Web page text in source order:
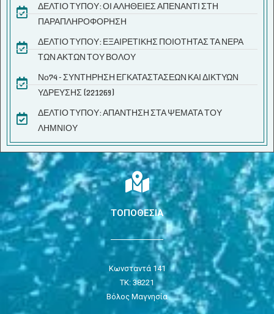
ΔΕΛΤΙΟ ΤΥΠΟΥ: ΟΙ ΑΛΗΘΕΙΕΣ ΑΠΕΝΑΝΤΙ ΣΤΗ
ΠΑΡΑΠΛΗΡΟΦΟΡΗΣΗ
ΔΕΛΤΙΟ ΤΥΠΟΥ: ΕΞΑΙΡΕΤΙΚΗΣ ΠΟΙΟΤΗΤΑΣ ΤΑ ΝΕΡΑ
ΤΩΝ ΑΚΤΩΝ ΤΟΥ ΒΟΛΟΥ
Νο74 - ΣΥΝΤΗΡΗΣΗ ΕΓΚΑΤΑΣΤΑΣΕΩΝ ΚΑΙ ΔΙΚΤΥΩΝ
ΥΔΡΕΥΣΗΣ (221269)
ΔΕΛΤΙΟ ΤΥΠΟΥ: ΑΠΑΝΤΗΣΗ ΣΤΑ ΨΕΜΑΤΑ ΤΟΥ
ΛΗΜΝΙΟΥ
ΤΟΠΟΘΕΣΙΑ
Κωνσταντά 141
ΤΚ: 38221
Βόλος Μαγνησία